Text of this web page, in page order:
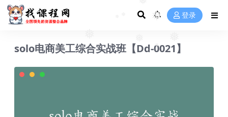
❅
❅ ❅
❅
❅ 登录
solo电商美工综合实战班【Dd-0021】